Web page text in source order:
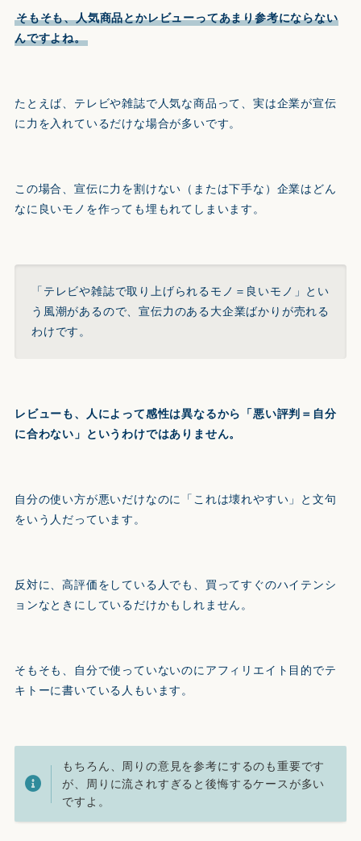
そもそも、人気商品とかレビューってあまり参考にならない
んですよね。
たとえば、テレビや雑誌で人気な商品って、実は企業が宣伝
に力を入れているだけな場合が多いです。
この場合、宣伝に力を割けない（または下手な）企業はどん
なに良いモノを作っても埋もれてしまいます。
「テレビや雑誌で取り上げられるモノ＝良いモノ」とい
う風潮があるので、宣伝力のある大企業ばかりが売れる
わけです。
レビューも、人によって感性は異なるから「悪い評判＝自分
に合わない」というわけではありません。
自分の使い方が悪いだけなのに「これは壊れやすい」と文句
をいう人だっています。
反対に、高評価をしている人でも、買ってすぐのハイテンシ
ョンなときにしているだけかもしれません。
そもそも、自分で使っていないのにアフィリエイト目的でテ
キトーに書いている人もいます。
もちろん、周りの意見を参考にするのも重要です
が、周りに流されすぎると後悔するケースが多い
ですよ。